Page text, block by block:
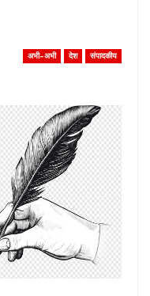
अभी-अभी देश संपादकीय